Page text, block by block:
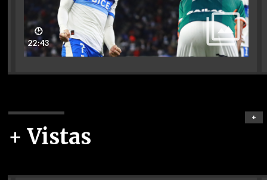
🕑
22:43
+ Vistas
+